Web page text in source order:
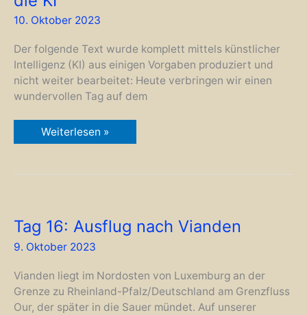
10. Oktober 2023
Der folgende Text wurde komplett mittels künstlicher
Intelligenz (KI) aus einigen Vorgaben produziert und
nicht weiter bearbeitet: Heute verbringen wir einen
wundervollen Tag auf dem
Tag
17:
Einblicken
Weiterlesen »
Tag 16: Ausflug nach Vianden
9. Oktober 2023
Vianden liegt im Nordosten von Luxemburg an der
Grenze zu Rheinland-Pfalz/Deutschland am Grenzfluss
Our, der später in die Sauer mündet. Auf unserer